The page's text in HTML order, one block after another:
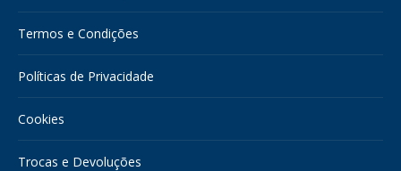
Termos e Condições
Políticas de Privacidade
Cookies
Trocas e Devoluções